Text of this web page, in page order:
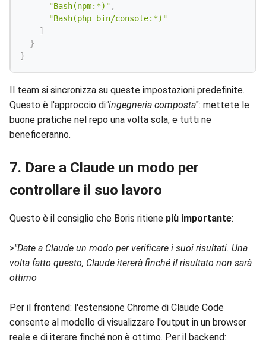
"Bash(npm:*)" ,
"Bash(php bin/console:*)"
]
}
}
Il team si sincronizza su queste impostazioni predefinite.
Questo è l'approccio di"ingegneria composta": mettete le
buone pratiche nel repo una volta sola, e tutti ne
beneficeranno.
7. Dare a Claude un modo per
controllare il suo lavoro
Questo è il consiglio che Boris ritiene più importante:
>"Date a Claude un modo per verificare i suoi risultati. Una
volta fatto questo, Claude itererà finché il risultato non sarà
ottimo
Per il frontend: l'estensione Chrome di Claude Code
consente al modello di visualizzare l'output in un browser
reale e di iterare finché non è ottimo. Per il backend: